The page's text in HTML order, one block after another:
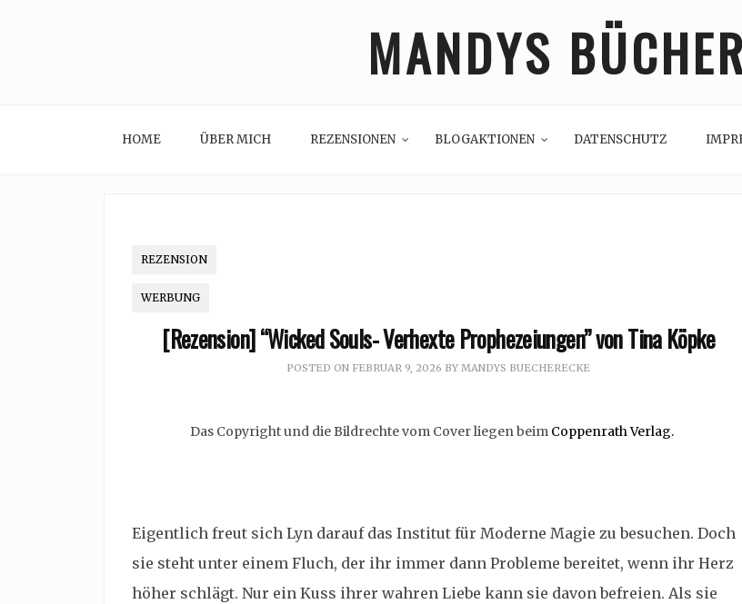
MANDYS
HOME ÜBER MICH REZENSIONEN BLOGAKTIONEN DATENSCHUTZ
REZENSION
WERBUNG
[Rezension] “Wicked Souls- Verhexte Prophezeiungen” von Tina Köpke
POSTED ON FEBRUAR 9, 2026 BY MANDYS BUECHERECKE
Das Copyright und die Bildrechte vom Cover liegen beim Coppenrath Verlag.
Eigentlich freut sich Lyn darauf das Institut für Moderne Magie zu besuchen. Doch
sie steht unter einem Fluch, der ihr immer dann Probleme bereitet, wenn ihr Herz
höher schlägt. Nur ein Kuss ihrer wahren Liebe kann sie davon befreien. Als sie